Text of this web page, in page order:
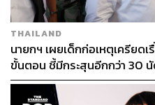
THAILAND
นายกฯ เผยเด็กก่อเหตุเครียดเ
ขั้นตอน ชี้มีกระสุนอีกกว่า 30
สูญเสียเพิ่ม